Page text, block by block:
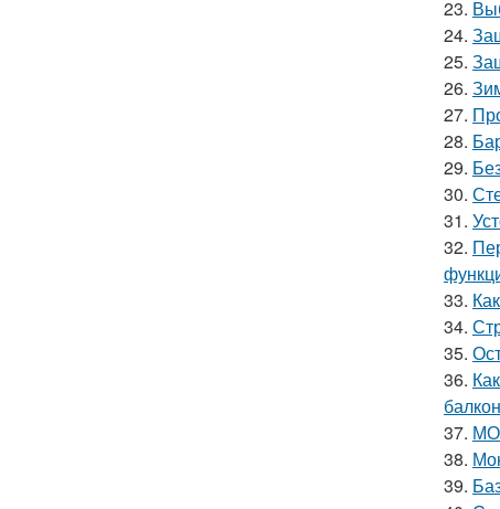
23.
24.
25.
26.
27.
28.
29.
30.
31.
32.
33.
34.
35.
36.
37.
38.
39.